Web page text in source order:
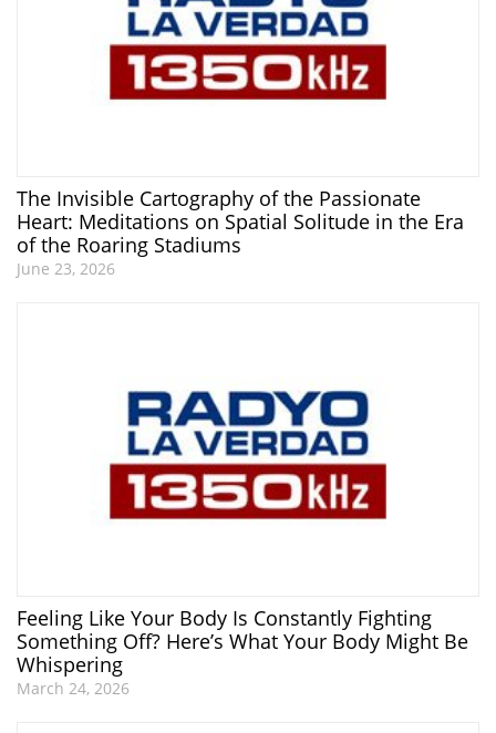
The Invisible Cartography of the Passionate
Heart: Meditations on Spatial Solitude in the Era
of the Roaring Stadiums
June 23, 2026
Feeling Like Your Body Is Constantly Fighting
Something Off? Here’s What Your Body Might Be
Whispering
March 24, 2026